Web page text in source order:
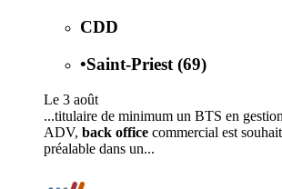
CDD
•Saint-Priest (69)
Le 3 août
...titulaire de minimum un BTS en
ADV, back office commercial est
préalable dans un...